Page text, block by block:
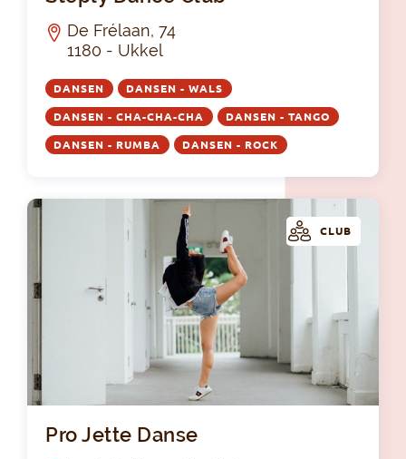
De Frélaan, 74
1180 - Ukkel
DANSEN DANSEN - WALS
DANSEN - CHA-CHA-CHA DANSEN - TANGO
DANSEN - RUMBA DANSEN - ROCK
CLUB
Pro Jette Danse